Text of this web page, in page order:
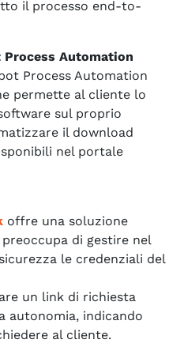
il processo end-to-
Process Automation
Process Automation
permette al cliente lo
sul proprio
il download
nel portale
offre una soluzione
di gestire nel
le credenziali del
un link di richiesta
autonomia, indicando
al cliente.